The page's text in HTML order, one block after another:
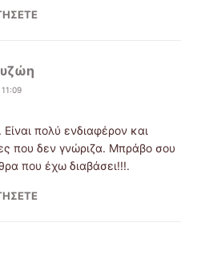
πολύ ενδιαφέρον και
που δεν γνώριζα. Μπράβο σου
που έχω διαβάσει!!!.